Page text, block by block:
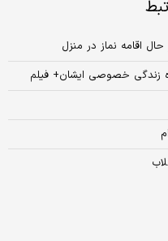
اقامه نماز در منزل
زندگی خصوصی ایشان+ فیلم